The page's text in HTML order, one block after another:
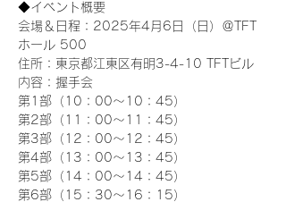
◆イベント概要
会場＆日程：2025年4月6日（日）＠TFT
ホール 500
住所：東京都江東区有明3-4-10 TFTビル
内容：握手会
第1部（10：00～10：45）
第2部（11：00～11：45）
第3部（12：00～12：45）
第4部（13：00～13：45）
第5部（14：00～14：45）
第6部（15：30～16：15）